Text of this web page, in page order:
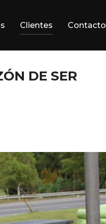
Clientes Contacto
DE SER